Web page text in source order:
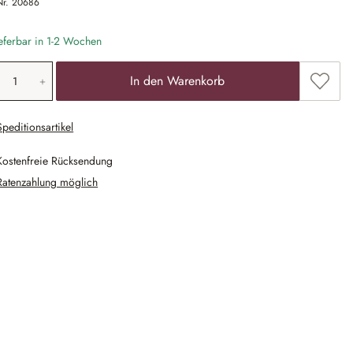
in 1-2 Wochen
Anzahl: Gib den gewünschten
In den Warenkorb Zum
Rücksendung
möglich